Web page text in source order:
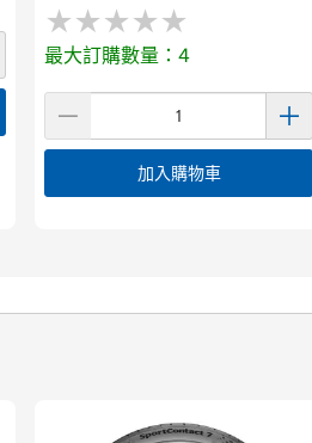
★★★★★
★★★★★
最大訂購數量：4
加入購物車